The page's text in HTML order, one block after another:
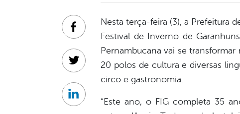
Nesta terça-feira (3), a Prefeitura
Festival de Inverno de
Pernambucana vai se
20 polos de cultura e diversas
circo e gastronomia.
“Este ano, o FIG completa 35
Facebook
Twitter
Linkedin